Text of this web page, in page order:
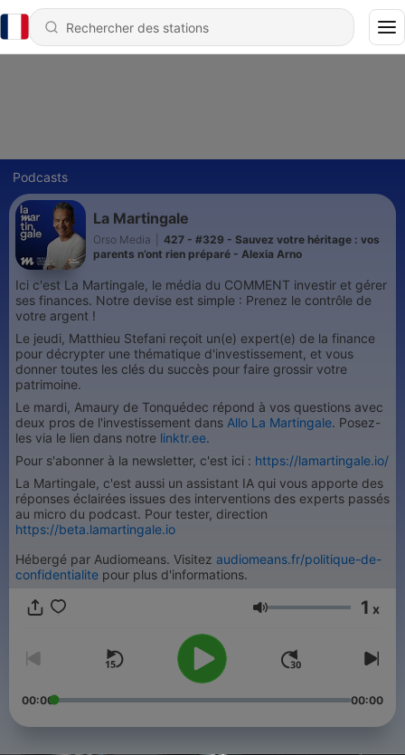
Podcasts
La Martingale
Orso Media
427 - #329 - Sauvez votre héritage : vos
parents n’ont rien préparé - Alexia Arno
Ici c'est La Martingale, le média du COMMENT investir et gérer
ses finances. Notre devise est simple : Prenez le contrôle de
votre argent !
Le jeudi, Matthieu Stefani reçoit un(e) expert(e) de la finance
pour décrypter une thématique d'investissement, et vous
donner toutes les clés du succès pour faire grossir votre
patrimoine.
Le mardi, Amaury de Tonquédec répond à vos questions avec
deux pros de l'investissement dans Allo La Martingale. Posez-
les via le lien dans notre linktr.ee.
Pour s'abonner à la newsletter, c'est ici : https://lamartingale.io/
La Martingale, c'est aussi un assistant IA qui vous apporte des
réponses éclairées issues des interventions des experts passés
au micro du podcast. Pour tester, direction
https://beta.lamartingale.io
Hébergé par Audiomeans. Visitez audiomeans.fr/politique-de-
confidentialite pour plus d'informations.
Volume 1 x
00:00 00:00